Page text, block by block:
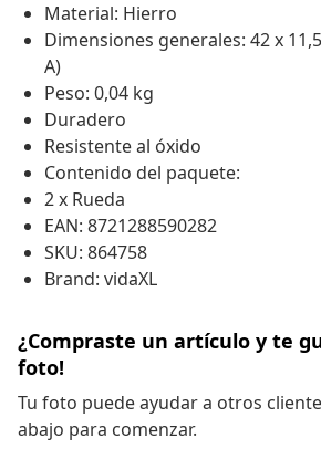
Material: Hierro
Dimensiones generales: 42 x
A)
Peso: 0,04 kg
Duradero
Resistente al óxido
Contenido del paquete:
2 x Rueda
EAN: 8721288590282
SKU: 864758
Brand: vidaXL
¿Compraste un artículo y te
foto!
Tu foto puede ayudar a otros
abajo para comenzar.